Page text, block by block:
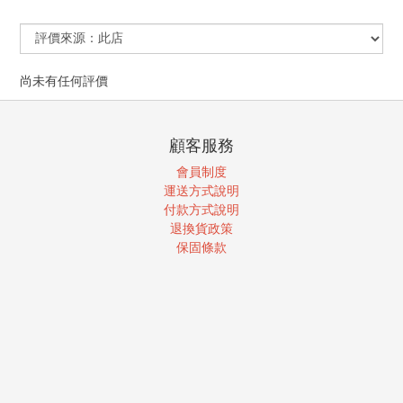
尚未有任何評價
顧客服務
會員制度
運送方式說明
付款方式說明
退換貨政策
保固條款